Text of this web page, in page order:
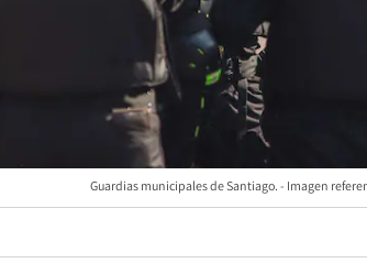
Guardias municipales de Santiago. - Imagen